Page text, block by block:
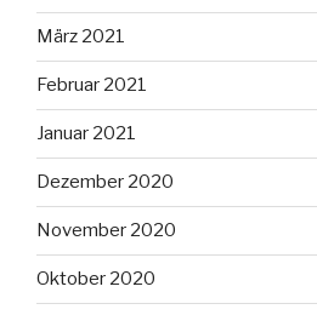
März 2021
Februar 2021
Januar 2021
Dezember 2020
November 2020
Oktober 2020